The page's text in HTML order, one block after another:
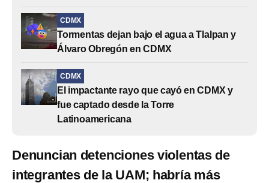
CDMX
Tormentas dejan bajo el agua a Tlalpan y
Álvaro Obregón en CDMX
CDMX
El impactante rayo que cayó en CDMX y
fue captado desde la Torre
Latinoamericana
Denuncian detenciones violentas de
integrantes de la UAM; habría más